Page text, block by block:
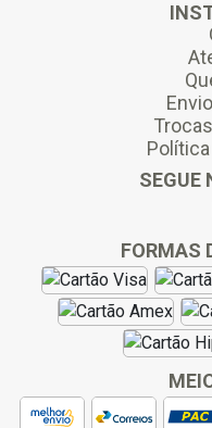
SEGUE
FORMAS